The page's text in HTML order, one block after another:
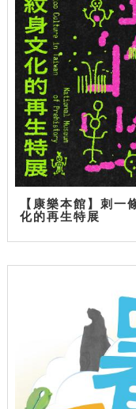
【康樂本館】刺一
化的再生特展